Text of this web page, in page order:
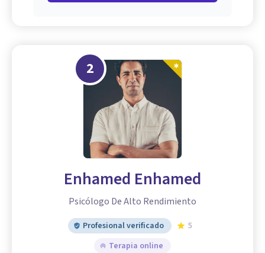
2
Enhamed Enhamed
Psicólogo De Alto Rendimiento
Profesional verificado
5
Terapia online